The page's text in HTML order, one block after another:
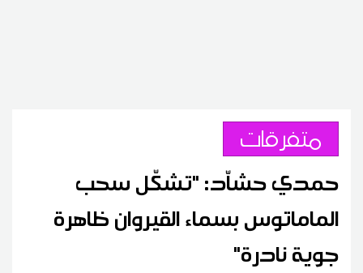
متفرقات
حمدي حشاّد: "تشكّل سحب
الماماتوس بسماء القيروان ظاهرة
جوية نادرة"